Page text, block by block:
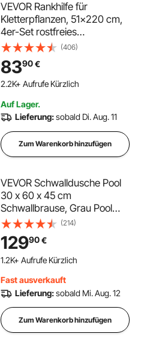
VEVOR Rankhilfe für
Kletterpflanzen, 51x220 cm,
4er-Set rostfreies
Metallspalier für
Gartenblumen, Kletterrosen-
Spalier, Rankgitter,
Gurkenstütze, dekoratives
Innenhöfe & Rasen
(406)
8390€
2.2K+ Aufrufe Kürzlich
Auf Lager.
Lieferung:sobald Di. Aug. 11
Zum Warenkorb hinzufügen
VEVOR Schwalldusche Pool
30 x 60 x 45 cm
Schwallbrause, Grau Pool
Wasserschwall, Edelstahl
Schwimmbad Poolfontäne,
Gartenteich Dekoration
Brunnen, Konstanter
Design
(214)
12990€
1.2K+ Aufrufe Kürzlich
Fast ausverkauft
Lieferung:sobald Mi. Aug. 12
Zum Warenkorb hinzufügen